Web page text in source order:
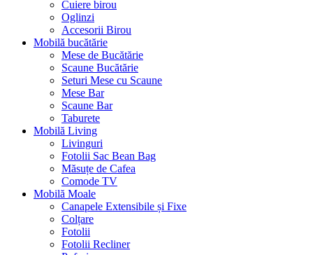
Cuiere birou
Oglinzi
Accesorii Birou
Mobilă bucătărie
Mese de Bucătărie
Scaune Bucătărie
Seturi Mese cu Scaune
Mese Bar
Scaune Bar
Taburete
Mobilă Living
Livinguri
Fotolii Sac Bean Bag
Măsuțe de Cafea
Comode TV
Mobilă Moale
Canapele Extensibile și Fixe
Colțare
Fotolii
Fotolii Recliner